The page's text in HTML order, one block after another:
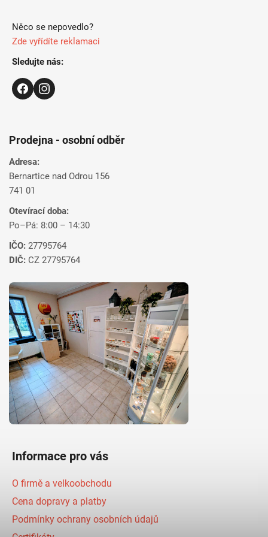
Něco se nepovedlo?
Zde vyřídíte reklamaci
Sledujte nás:
Prodejna - osobní odběr
Adresa:
Bernartice nad Odrou 156
741 01
Otevírací doba:
Po–Pá: 8:00 – 14:30
IČO: 27795764
DIČ: CZ 27795764
Informace pro vás
O firmě a velkoobchodu
Cena dopravy a platby
Podmínky ochrany osobních údajů